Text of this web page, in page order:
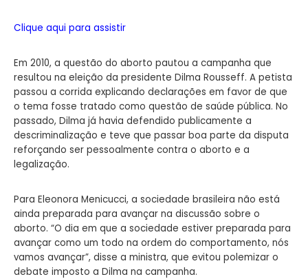
Clique aqui para assistir
Em 2010, a questão do aborto pautou a campanha que
resultou na eleição da presidente Dilma Rousseff. A petista
passou a corrida explicando declarações em favor de que
o tema fosse tratado como questão de saúde pública. No
passado, Dilma já havia defendido publicamente a
descriminalização e teve que passar boa parte da disputa
reforçando ser pessoalmente contra o aborto e a
legalização.
Para Eleonora Menicucci, a sociedade brasileira não está
ainda preparada para avançar na discussão sobre o
aborto. “O dia em que a sociedade estiver preparada para
avançar como um todo na ordem do comportamento, nós
vamos avançar”, disse a ministra, que evitou polemizar o
debate imposto a Dilma na campanha.